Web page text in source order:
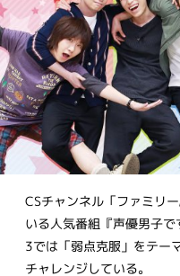
CSチャンネル「ファミリ
いる人気番組『声優男子
3では「弱点克服」をテー
チャレンジしている。